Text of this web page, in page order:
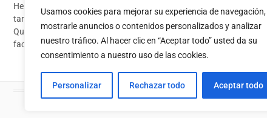
Usamos cookies para mejorar su experiencia de navegación,
mostrarle anuncios o contenidos personalizados y analizar
nuestro tráfico. Al hacer clic en “Aceptar todo” usted da su
consentimiento a nuestro uso de las cookies.
Personalizar Rechazar todo Aceptar todo
Herramientas imprescindibles para instalar
tarima flotante
Qué pintura usar en exterior: guía completa para
fachadas 2026
Acceder